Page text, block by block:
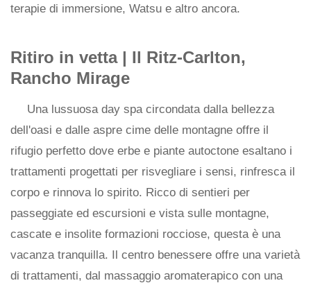
terapie di immersione, Watsu e altro ancora.
Ritiro in vetta | Il Ritz-Carlton,
Rancho Mirage
Una lussuosa day spa circondata dalla bellezza
dell'oasi e dalle aspre cime delle montagne offre il
rifugio perfetto dove erbe e piante autoctone esaltano i
trattamenti progettati per risvegliare i sensi, rinfresca il
corpo e rinnova lo spirito. Ricco di sentieri per
passeggiate ed escursioni e vista sulle montagne,
cascate e insolite formazioni rocciose, questa è una
vacanza tranquilla. Il centro benessere offre una varietà
di trattamenti, dal massaggio aromaterapico con una